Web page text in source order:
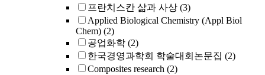
프란치스칸 삶과 사상 (3)
Applied Biological Chemistry (Appl Biol
Chem) (2)
공업화학 (2)
한국경영과학회 학술대회논문집 (2)
Composites research (2)